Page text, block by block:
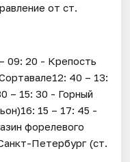
от ст.
09: 20 - Крепость
40 – 13:
– 15: 30 - Горный
15 – 17: 45 -
форелевого
Петербург (ст.